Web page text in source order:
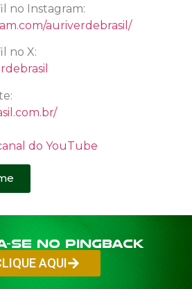
no Instagram:
auriverdebrasil/
no X:
do YouTube
no PINGBACK
AQUI